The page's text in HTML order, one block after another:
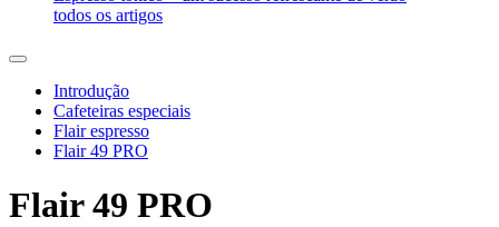
todos os artigos
Introdução
Cafeteiras especiais
Flair espresso
Flair 49 PRO
Flair 49 PRO